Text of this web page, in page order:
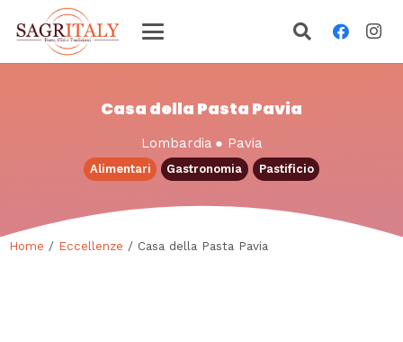
Casa della Pasta Pavia
Lombardia ● Pavia
Alimentari Gastronomia Pastificio
Home / Eccellenze / Casa della Pasta Pavia